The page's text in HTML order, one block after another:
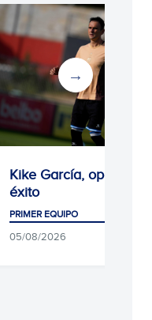
Kike García, operado
éxito
PRIMER EQUIPO
05/08/2026